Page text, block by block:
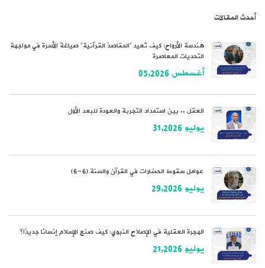
أحدث المقالات
هندسة الأرواح: كيف تُعيد “المقاصدُ القرآنية” صياغةَ الأسرة في مواجهة
التحديات المعاصرة
أغسطس 05,2026
العقل .. بين استمداد التجربة والعودة للبعد الأول
يوليو 31,2026
عوامل سقوط الحضارات في القرآن والسنة (6-6)
يوليو 29,2026
الهجرة العقلية في الإصلاح النبوي: كيف صنع الإسلام إنسانًا جديدًا؟
يوليو 21,2026